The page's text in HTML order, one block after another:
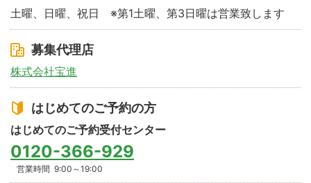
土曜、日曜、祝日 ※第1土曜、第3日曜は営業致します
募集代理店
株式会社宝進
はじめてのご予約の方
はじめてのご予約受付センター
0120-366-929
営業時間 9:00～19:00